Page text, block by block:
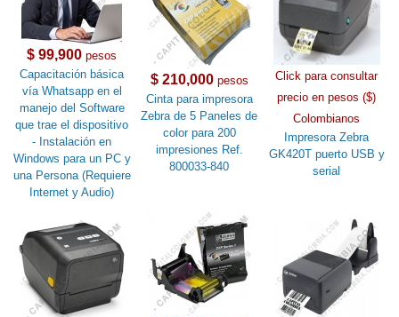
$ 99,900 pesos
Capacitación básica
vía Whatsapp en el
manejo del Software
que trae el dispositivo
- Instalación en
Windows para un PC y
una Persona (Requiere
Internet y Audio)
$ 210,000pesos
Cinta para impresora
Zebra de 5 Paneles de
color para 200
impresiones Ref.
800033-840
Click para consultar
precio en pesos ($)
Colombianos
Impresora Zebra
GK420T puerto USB y
serial